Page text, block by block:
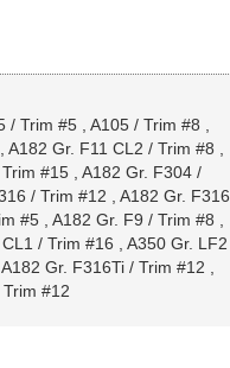
/ Trim #5, A105 / Trim #8
A182 Gr. F11 CL2 / Trim #8
#15, A182 Gr. F304 /
/ Trim #12
A182 Gr. F316
#5, A182 Gr. F9 / Trim #8
/ Trim #16
A350 Gr. LF2
A182 Gr. F316Ti / Trim #12
#12